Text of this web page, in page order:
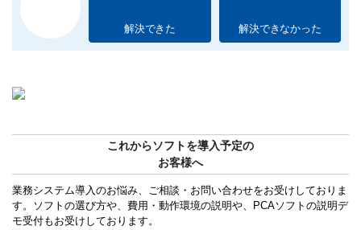
解決できた 解決できなかった
これからソフトを導入予定の
お客様へ
業務システム導入のお悩み、ご相談・お問い合わせをお受けしておりま
す。ソフトの選び方や、費用・動作環境の説明や、PCAソフトの説明デ
モ受付もお受けしております。